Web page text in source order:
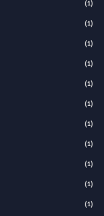
(1)
(1)
(1)
(1)
(1)
(1)
(1)
(1)
(1)
(1)
(1)